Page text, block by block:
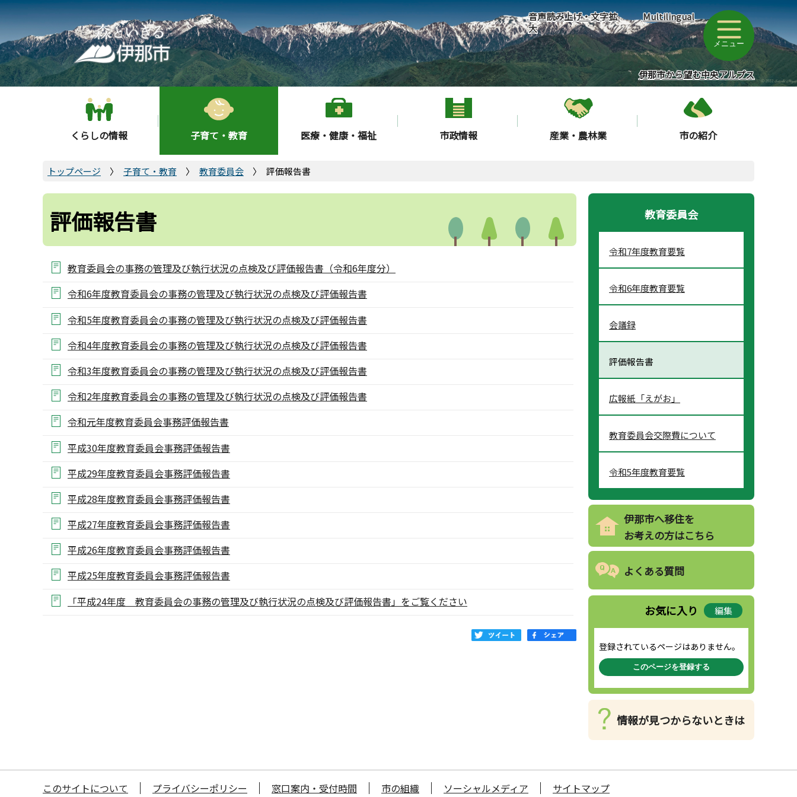
こ
の
ペ
ー
ジ
の
音声読み上げ・文字拡
大
Multilingual
メニュー
伊那市から望む中央アルプス
くらしの情報 子育て・教育 医療・健康・福祉 市政情報 産業・農林業 市の紹介
トップページ 子育て・教育 教育委員会 評価報告書
評価報告書
教育委員会の事務の管理及び執行状況の点検及び評価報告書（令和6年度分）
令和6年度教育委員会の事務の管理及び執行状況の点検及び評価報告書
令和5年度教育委員会の事務の管理及び執行状況の点検及び評価報告書
令和4年度教育委員会の事務の管理及び執行状況の点検及び評価報告書
令和3年度教育委員会の事務の管理及び執行状況の点検及び評価報告書
令和2年度教育委員会の事務の管理及び執行状況の点検及び評価報告書
令和元年度教育委員会事務評価報告書
平成30年度教育委員会事務評価報告書
平成29年度教育委員会事務評価報告書
平成28年度教育委員会事務評価報告書
平成27年度教育委員会事務評価報告書
平成26年度教育委員会事務評価報告書
平成25年度教育委員会事務評価報告書
「平成24年度 教育委員会の事務の管理及び執行状況の点検及び評価報告書」をご覧ください
教育委員会
令和7年度教育要覧
令和6年度教育要覧
会議録
評価報告書
広報紙「えがお」
教育委員会交際費について
令和5年度教育要覧
伊那市へ移住を
お考えの方はこちら
よくある質問
お気に入り 編集
登録されているページはありません。
このページを登録する
情報が見つからないときは
このサイトについて プライバシーポリシー 窓口案内・受付時間 市の組織 ソーシャルメディア サイトマップ